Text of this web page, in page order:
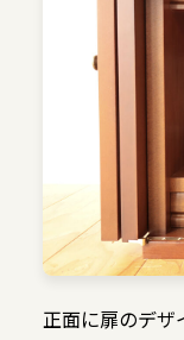
正面に扉のデザ